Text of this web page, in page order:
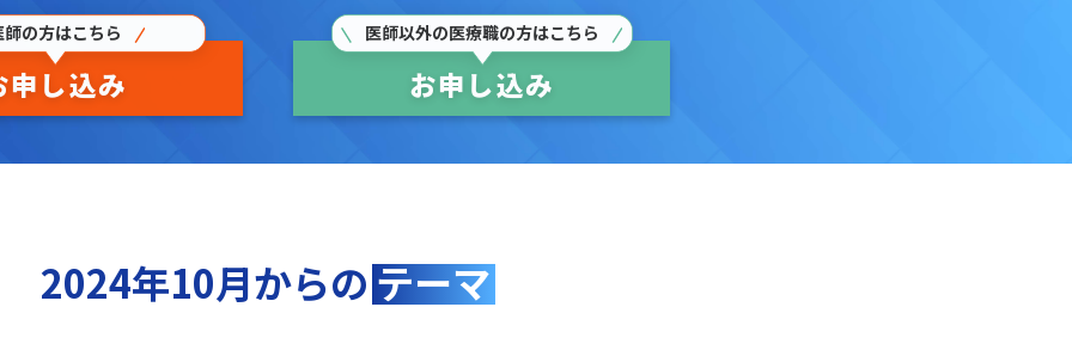
の方はこちら
申し込み
医師以外の医療職の方はこちら
お申し込み
2024年10月からのテーマ